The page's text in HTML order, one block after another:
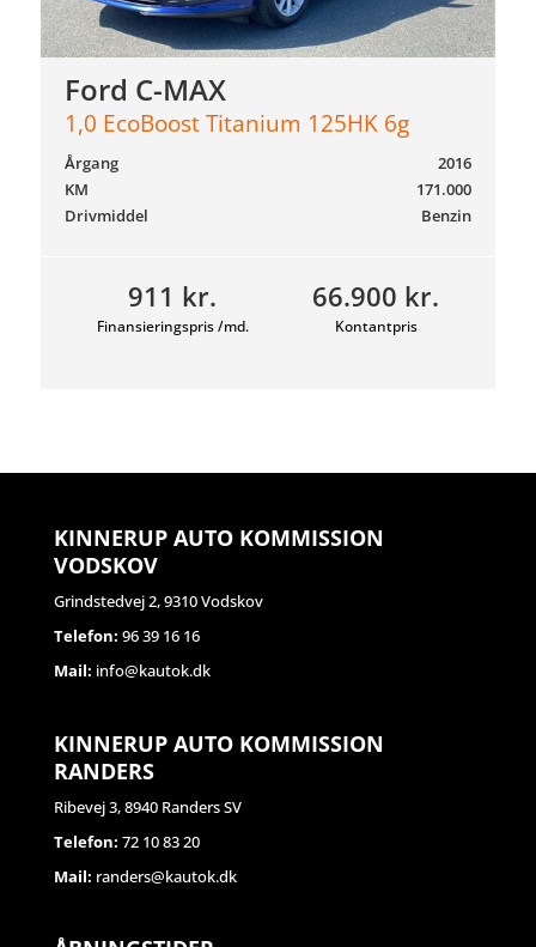
Ford C-MAX
1,0 EcoBoost Titanium 125HK 6g
911 kr.
Finansieringspris /md.
66.900 kr.
Kontantpris
2016
Årgang
171.000
KM
Benzin
Drivmiddel
KINNERUP AUTO KOMMISSION
VODSKOV
Grindstedvej 2, 9310 Vodskov
Telefon: 96 39 16 16
Mail: info@kautok.dk
KINNERUP AUTO KOMMISSION
RANDERS
Ribevej 3, 8940 Randers SV
Telefon: 72 10 83 20
Mail: randers@kautok.dk